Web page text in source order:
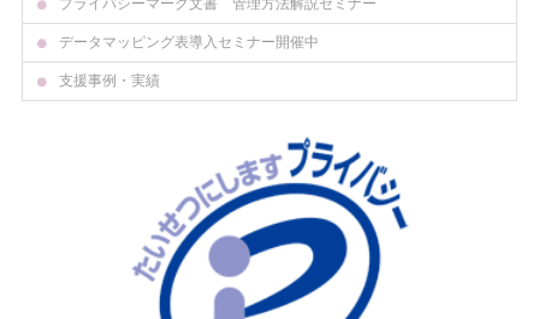
データマッピング表導入セミナー開催中
支援事例・実績